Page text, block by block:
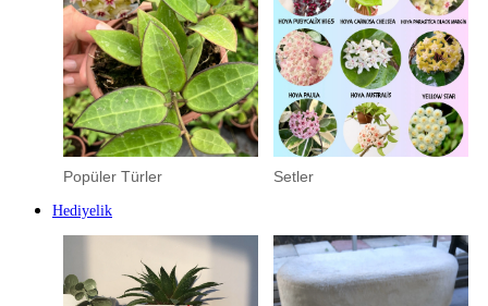
Popüler Türler Setler
Hediyelik